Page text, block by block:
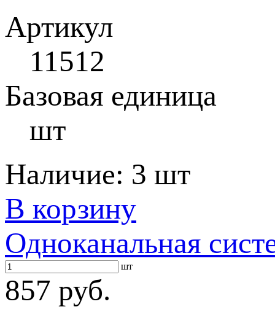
Артикул
11512
Базовая единица
шт
Наличие: 3 шт
В корзину
Одноканальная
шт
857 руб.